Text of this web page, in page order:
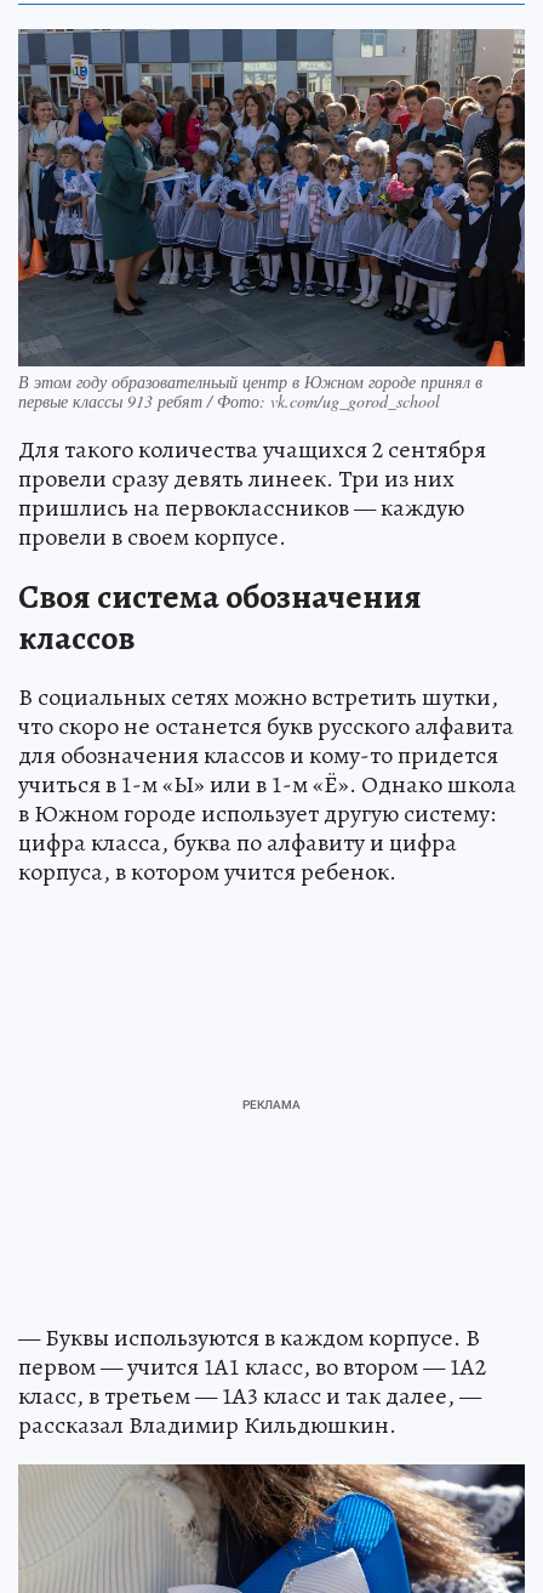
В этом году образователньый центр в Южном городе принял в
первые классы 913 ребят / Фото: vk.com/ug_gorod_school
Для такого количества учащихся 2 сентября
провели сразу девять линеек. Три из них
пришлись на первоклассников — каждую
провели в своем корпусе.
Своя система обозначения
классов
В социальных сетях можно встретить шутки,
что скоро не останется букв русского алфавита
для обозначения классов и кому-то придется
учиться в 1-м «Ы» или в 1-м «Ё». Однако школа
в Южном городе использует другую систему:
цифра класса, буква по алфавиту и цифра
корпуса, в котором учится ребенок.
— Буквы используются в каждом корпусе. В
первом — учится 1А1 класс, во втором — 1А2
класс, в третьем — 1А3 класс и так далее, —
рассказал Владимир Кильдюшкин.